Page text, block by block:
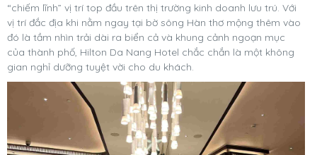
“chiếm lĩnh” vị trí top đầu trên thị trường kinh doanh lưu trú. Với
vị trí đắc địa khi nằm ngay tại bờ sông Hàn thơ mộng thêm vào
đó là tầm nhìn trải dài ra biển cả và khung cảnh ngoạn mục
của thành phố, Hilton Da Nang Hotel chắc chắn là một không
gian nghỉ dưỡng tuyệt vời cho du khách.